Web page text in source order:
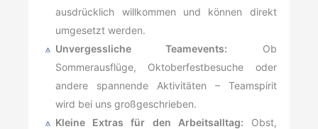
ausdrücklich willkommen und können direkt
umgesetzt werden.
Unvergessliche Teamevents: Ob
Sommerausflüge, Oktoberfestbesuche oder
andere spannende Aktivitäten – Teamspirit
wird bei uns großgeschrieben.
Kleine Extras für den Arbeitsalltag: Obst,